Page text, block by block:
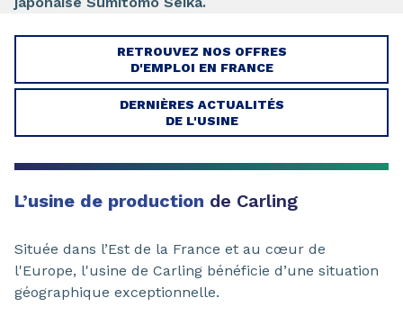
RETROUVEZ NOS OFFRES
D'EMPLOI EN FRANCE
DERNIÈRES ACTUALITÉS
DE L'USINE
L’usine de production de Carling
Située dans l’Est de la France et au cœur de
l'Europe, l'usine de Carling bénéficie d’une situation
géographique exceptionnelle.